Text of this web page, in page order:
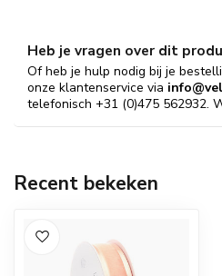
Heb je vragen over dit
Of heb je hulp nodig bij je
onze klantenservice via
telefonisch +31 (0)475 562932.
Recent bekeken